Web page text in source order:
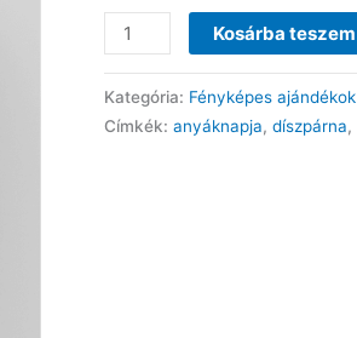
Fényképes
díszpárna
Kosárba teszem
Kategória: Fényképes ajándékok
Címkék:anyáknapja,díszpárna,